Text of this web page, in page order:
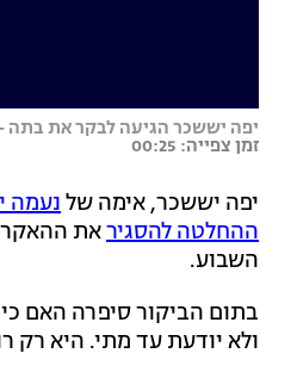
יפה יששכר הגיעה לבקר את בתה
זמן צפייה: 00:25
יפה יששכר, אימה שלנעמה
ההחלטה להסגיראת ההאקר
השבוע.
בתום הביקור סיפרה האם
ולא יודעת עד מתי. היא רק